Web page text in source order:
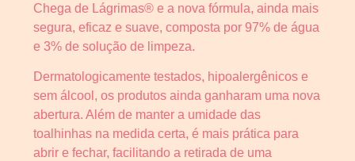
Chega de Lágrimas® e a nova fórmula, ainda mais
segura, eficaz e suave, composta por 97% de água
e 3% de solução de limpeza.
Dermatologicamente testados, hipoalergênicos e
sem álcool, os produtos ainda ganharam uma nova
abertura. Além de manter a umidade das
toalhinhas na medida certa, é mais prática para
abrir e fechar, facilitando a retirada de uma